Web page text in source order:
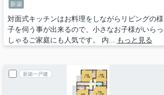
新築
対面式キッチンはお料理をしながらリビングの様
子を伺う事が出来るので、小さなお子様がいらっ
しゃるご家庭にも人気です。 内...
もっと見る
新築一戸建